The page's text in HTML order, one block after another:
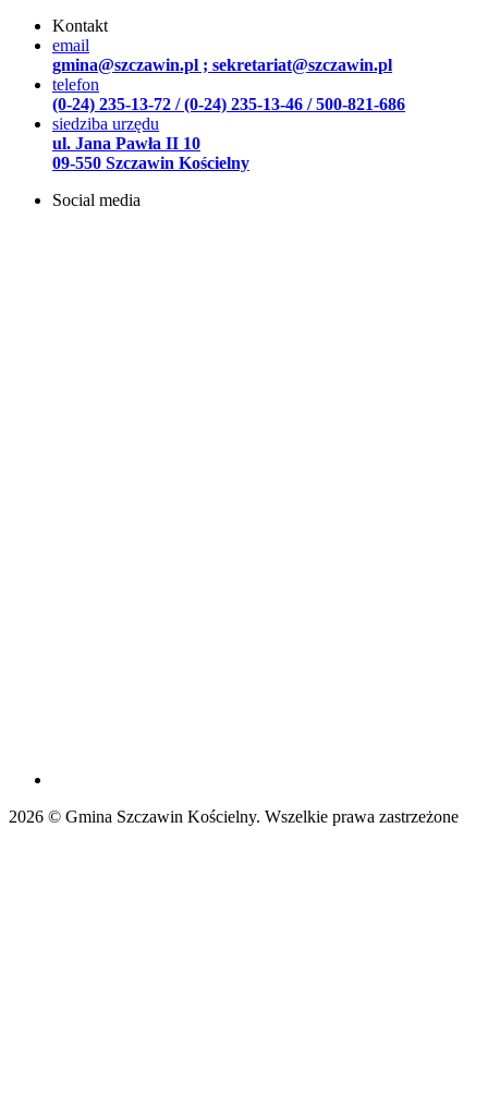
Kontakt
email
gmina@szczawin.pl ; sekretariat@szczawin.pl
telefon
(0-24) 235-13-72 / (0-24) 235-13-46 / 500-821-686
siedziba urzędu
ul. Jana Pawła II 10
09-550 Szczawin Kościelny
Social media
2026 © Gmina Szczawin Kościelny. Wszelkie prawa zastrzeżone